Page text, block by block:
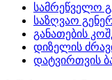
სამრეწველო
საზღვაო
განათების
დიზელის
დატვირთვის